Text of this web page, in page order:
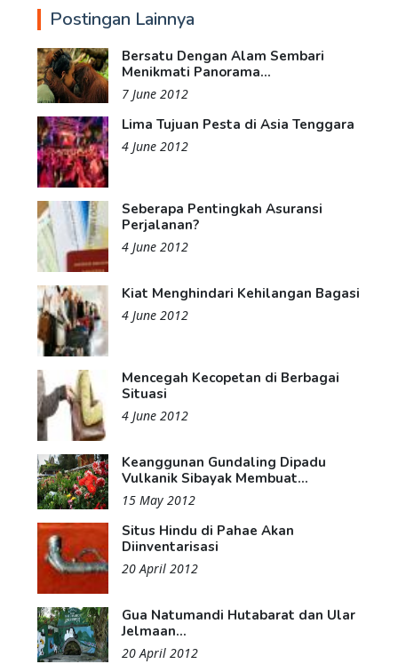
Postingan Lainnya
Bersatu Dengan Alam Sembari
Menikmati Panorama...
7 June 2012
Lima Tujuan Pesta di Asia Tenggara
4 June 2012
Seberapa Pentingkah Asuransi
Perjalanan?
4 June 2012
Kiat Menghindari Kehilangan Bagasi
4 June 2012
Mencegah Kecopetan di Berbagai
Situasi
4 June 2012
Keanggunan Gundaling Dipadu
Vulkanik Sibayak Membuat...
15 May 2012
Situs Hindu di Pahae Akan
Diinventarisasi
20 April 2012
Gua Natumandi Hutabarat dan Ular
Jelmaan...
20 April 2012